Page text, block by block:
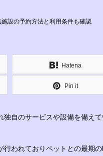
設の予約方法と利用条件も確認
Hatena
Pin it
自のサービスや設備を備えて
われておりペットとの最期